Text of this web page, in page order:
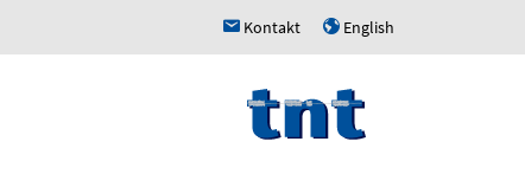
h Kontakt u English